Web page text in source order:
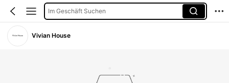
Im Geschäft Suchen
Vivian House